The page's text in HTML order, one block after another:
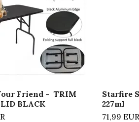
Friend - TRIM
BLACK
Starfire
227ml
71,99 EUR